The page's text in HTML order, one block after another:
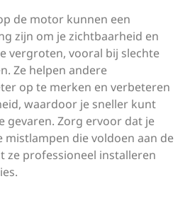
de motor kunnen een
zijn om je zichtbaarheid en
vergroten, vooral bij slechte
Ze helpen andere
op te merken en verbeteren
waardoor je sneller kunt
gevaren. Zorg ervoor dat je
die voldoen aan de
ze professioneel installeren